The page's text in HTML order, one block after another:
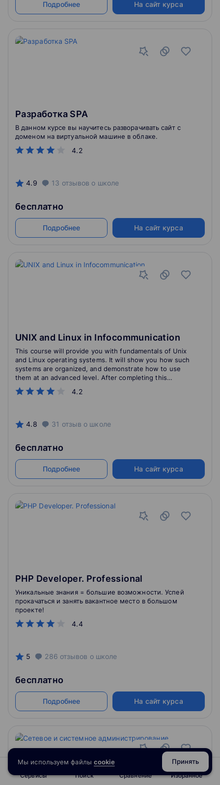
Подробнее На сайт курса
Разработка SPA
4.2
В данном курсе вы научитесь разворачивать сайт с
доменом на виртуальной машине в облаке.
4.9 13 отзывов о школе
бесплатно
Подробнее На сайт курса
UNIX and Linux in Infocommunication
4.2
This course will provide you with fundamentals of Unix
and Linux operating systems. It will show you how such
systems are organized, and demonstrate how to use
them at an advanced level. After completing this
course, you will have a good understanding of
principles how these systems work. In applying these
on a remote system. The course is on English level with
Russian subtitles.
4.8 31 отзыв о школе
бесплатно
Подробнее На сайт курса
PHP Developer. Professional
4.4
Уникальные знания = большие возможности. Успей
прокачаться и занять вакантное место в большом
проекте!
5 286 отзывов о школе
бесплатно
Подробнее На сайт курса
Сервисы Поиск Сравнение Избранное
Мы используем файлы cookie Принять